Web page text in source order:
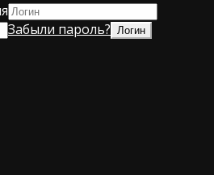
Забыли пароль?